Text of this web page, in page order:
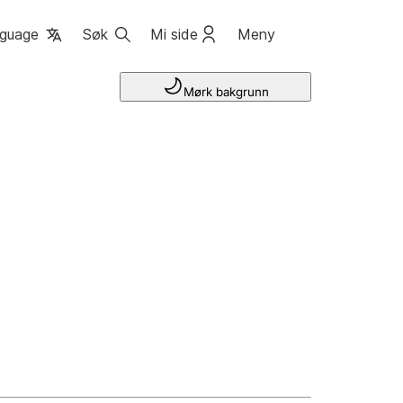
Søk Mi side Meny
Mørk bakgrunn